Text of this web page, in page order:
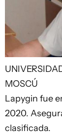
MOSCÚ
Lapygin fue
2020.
clasificada.